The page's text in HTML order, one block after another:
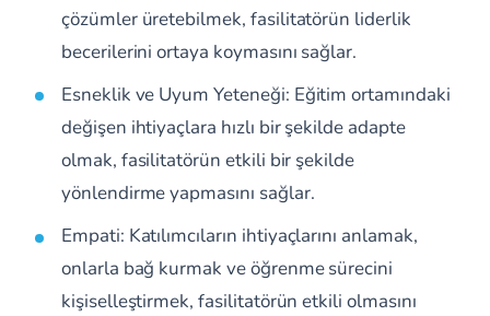
çözümler üretebilmek, fasilitatörün liderlik
becerilerini ortaya koymasını sağlar.
Esneklik ve Uyum Yeteneği: Eğitim ortamındaki
değişen ihtiyaçlara hızlı bir şekilde adapte
olmak, fasilitatörün etkili bir şekilde
yönlendirme yapmasını sağlar.
Empati: Katılımcıların ihtiyaçlarını anlamak,
onlarla bağ kurmak ve öğrenme sürecini
kişiselleştirmek, fasilitatörün etkili olmasını